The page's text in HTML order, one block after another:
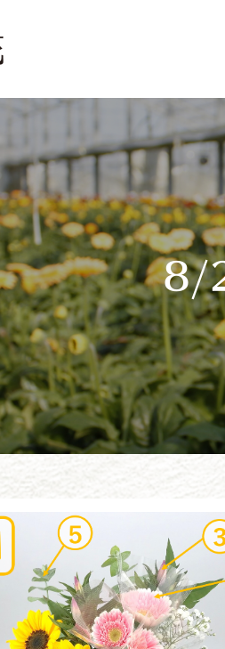
8/